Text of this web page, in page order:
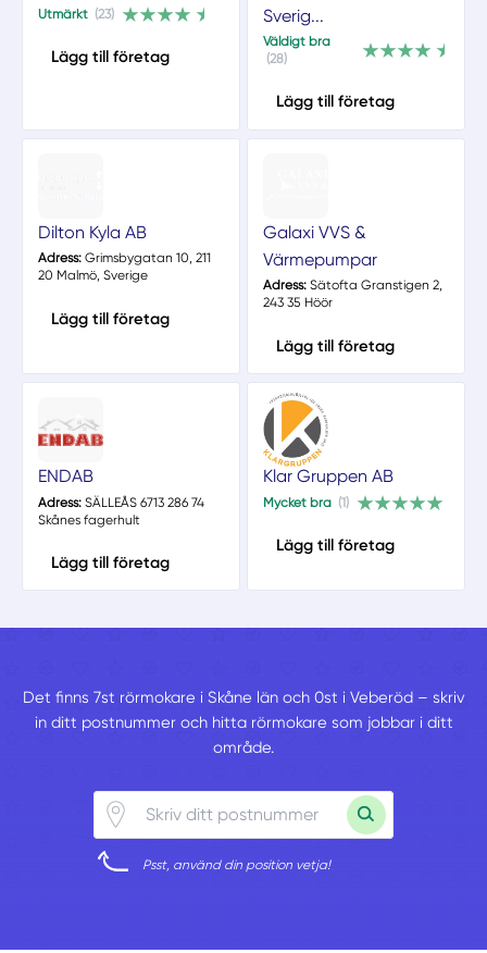
Utmärkt (23)
Lägg till företag
Sverig...
Väldigt bra
(28)
Lägg till företag
Dilton Kyla AB
Adress:Grimsbygatan 10, 211
20 Malmö, Sverige
Lägg till företag
Galaxi VVS &
Värmepumpar
Adress:Sätofta Granstigen 2,
243 35 Höör
Lägg till företag
ENDAB
Adress:SÄLLEÅS 6713 286 74
Skånes fagerhult
Lägg till företag
Klar Gruppen AB
Mycket bra (1)
Lägg till företag
Det finns 7st rörmokare i Skåne län och 0st i Veberöd – skriv
in ditt postnummer och hitta rörmokare som jobbar i ditt
område.
Psst, använd din position vetja!